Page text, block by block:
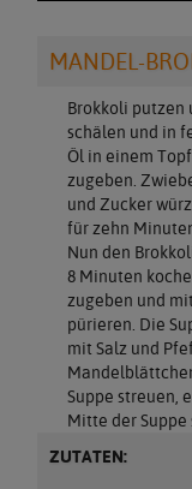
MANDEL-
Brokkoli putzen
schälen und in
Öl in einem
zugeben.
und Zucker
für zehn
Nun den
8 Minuten
zugeben und
pürieren. Die
mit Salz und
Suppe streuen,
Mitte der Suppe
ZUTATEN: